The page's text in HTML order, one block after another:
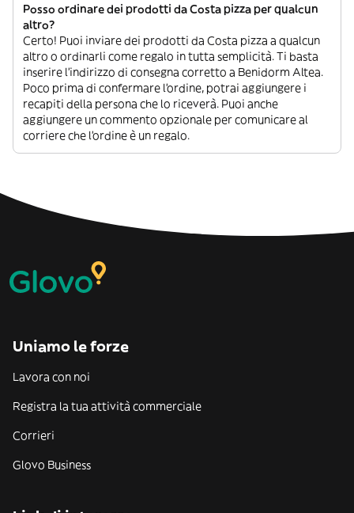
Posso ordinare dei prodotti da Costa pizza per qualcun
altro?
Certo! Puoi inviare dei prodotti da Costa pizza a qualcun
altro o ordinarli come regalo in tutta semplicità. Ti basta
inserire l’indirizzo di consegna corretto a Benidorm Altea.
Poco prima di confermare l’ordine, potrai aggiungere i
recapiti della persona che lo riceverà. Puoi anche
aggiungere un commento opzionale per comunicare al
corriere che l’ordine è un regalo.
Uniamo le forze
Lavora con noi
Registra la tua attività commerciale
Corrieri
Glovo Business